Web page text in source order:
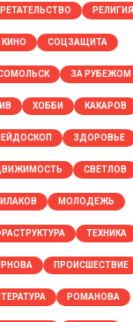
РЕЛИГИЯ
КИНО СОЦЗАЩИТА
ЗА РУБЕЖОМ
ХОББИ КАКАРОВ
ЗДОРОВЬЕ
СВЕТЛОВ
МОЛОДЕЖЬ
ТЕХНИКА
ПРОИСШЕСТВИЕ
РОМАНОВА